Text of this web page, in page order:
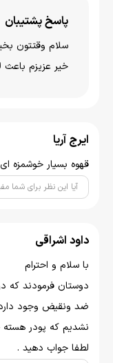
پاسخ پشتیبان
سلام وقتتون
خیر عزیزم باعث
ایرج آریا
قهوه بسیار خوشمزه ای
آیا این نظر برای شما
داود اشراقی
با سلام و احترام
دوستان فرمودند که
ضد ونقیض وجود
نشدیم که پودر
لطفا جواب دهید .